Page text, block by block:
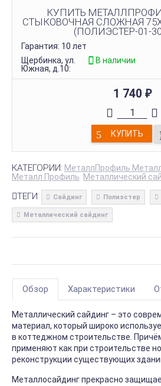
КУПИТЬ
СТЫКОВОЧНАЯ СЛОЖНАЯ
(ПОЛИЭСТЕР-01-
Гарантия: 10 лет
Щербинка, ул.
Южная, д.10:
В наличии
1 740 ₽
КУПИТЬ
КАТЕГОРИИ: МеталлПрофиль
Металл Профиль Металлический
ТЕГИ: Сайдинг Полиэстер
Металлический сайдинг
Обзор Характеристики
Металлический сайдинг – это
материал, который широко
в коттеджном строительстве.
применяют как при строительстве
реконструкции существующих
Металлосайдинг прекрасно